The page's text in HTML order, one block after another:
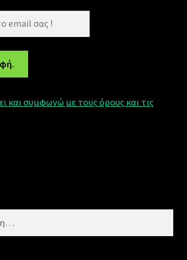
και συμφωνώ με τους όρους και τις